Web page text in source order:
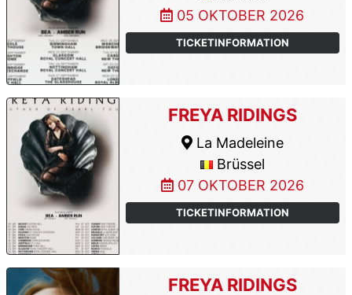
05 OKTOBER 2026
TICKETINFORMATION
FREYA RIDINGS
La Madeleine
Brüssel
07 OKTOBER 2026
TICKETINFORMATION
FREYA RIDINGS